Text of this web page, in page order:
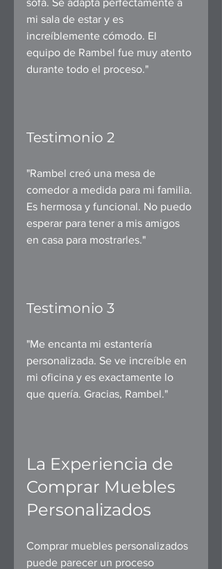
sofá. Se adapta perfectamente a
mi sala de estar y es
increíblemente cómodo. El
equipo de Rambel fue muy atento
durante todo el proceso."
Testimonio 2
"Rambel creó una mesa de
comedor a medida para mi familia.
Es hermosa y funcional. No puedo
esperar para tener a mis amigos
en casa para mostrarles."
Testimonio 3
"Me encanta mi estantería
personalizada. Se ve increíble en
mi oficina y es exactamente lo
que quería. Gracias, Rambel."
La Experiencia de
Comprar Muebles
Personalizados
Comprar muebles personalizados
puede parecer un proceso